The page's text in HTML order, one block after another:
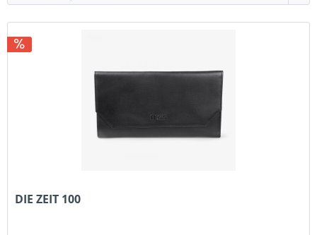
DIE ZEIT 100